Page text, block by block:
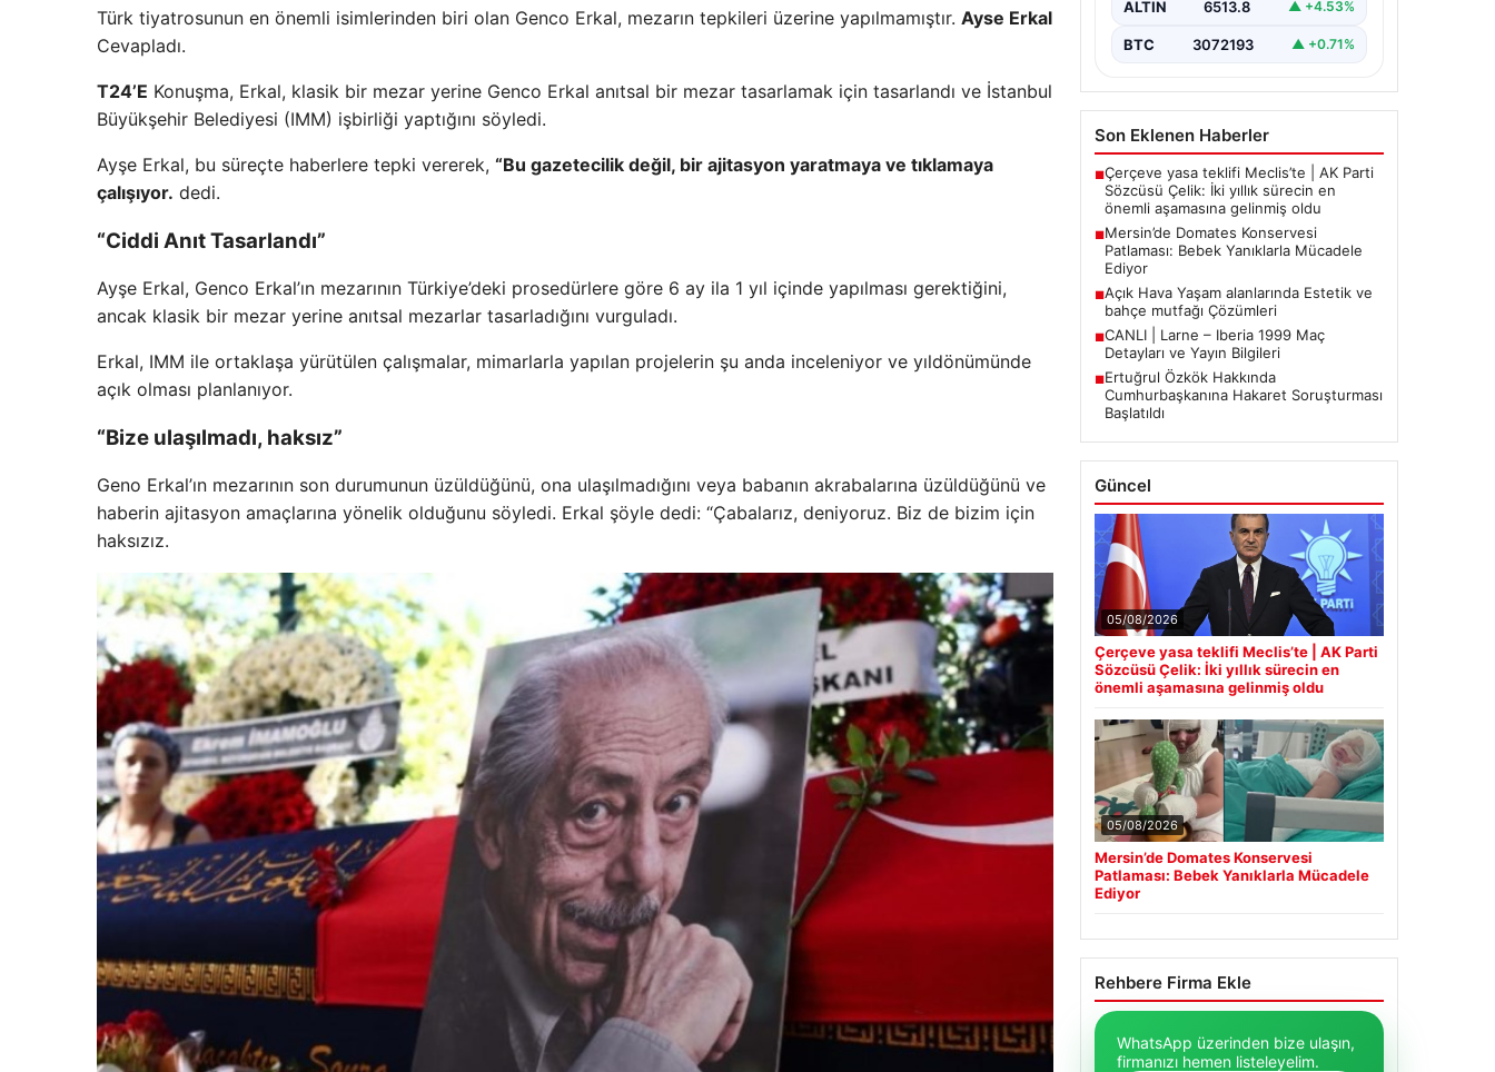
Türk tiyatrosunun en önemli isimlerinden biri olan Genco Erkal, mezarın tepkileri üzerine yapılmamıştır. Ayse Erkal
Cevapladı.
T24’E Konuşma, Erkal, klasik bir mezar yerine Genco Erkal anıtsal bir mezar tasarlamak için tasarlandı ve İstanbul
Büyükşehir Belediyesi (IMM) işbirliği yaptığını söyledi.
Ayşe Erkal, bu süreçte haberlere tepki vererek, “Bu gazetecilik değil, bir ajitasyon yaratmaya ve tıklamaya
çalışıyor. dedi.
“Ciddi Anıt Tasarlandı”
Ayşe Erkal, Genco Erkal’ın mezarının Türkiye’deki prosedürlere göre 6 ay ila 1 yıl içinde yapılması gerektiğini,
ancak klasik bir mezar yerine anıtsal mezarlar tasarladığını vurguladı.
Erkal, IMM ile ortaklaşa yürütülen çalışmalar, mimarlarla yapılan projelerin şu anda inceleniyor ve yıldönümünde
açık olması planlanıyor.
“Bize ulaşılmadı, haksız”
Geno Erkal’ın mezarının son durumunun üzüldüğünü, ona ulaşılmadığını veya babanın akrabalarına üzüldüğünü ve
haberin ajitasyon amaçlarına yönelik olduğunu söyledi. Erkal şöyle dedi: “Çabalarız, deniyoruz. Biz de bizim için
haksızız.
ALTIN 6513.8 ▲ +4.53%
BTC 3072193 ▲ +0.71%
Son Eklenen Haberler
■Çerçeve yasa teklifi Meclis’te | AK Parti
Sözcüsü Çelik: İki yıllık sürecin en
önemli aşamasına gelinmiş oldu
■Mersin’de Domates Konservesi
Patlaması: Bebek Yanıklarla Mücadele
Ediyor
■Açık Hava Yaşam alanlarında Estetik ve
bahçe mutfağı Çözümleri
■CANLI | Larne – Iberia 1999 Maç
Detayları ve Yayın Bilgileri
■Ertuğrul Özkök Hakkında
Cumhurbaşkanına Hakaret Soruşturması
Başlatıldı
Güncel
05/08/2026
Çerçeve yasa teklifi Meclis’te | AK Parti
Sözcüsü Çelik: İki yıllık sürecin en
önemli aşamasına gelinmiş oldu
05/08/2026
Mersin’de Domates Konservesi
Patlaması: Bebek Yanıklarla Mücadele
Ediyor
Rehbere Firma Ekle
WhatsApp üzerinden bize ulaşın,
firmanızı hemen listeleyelim.